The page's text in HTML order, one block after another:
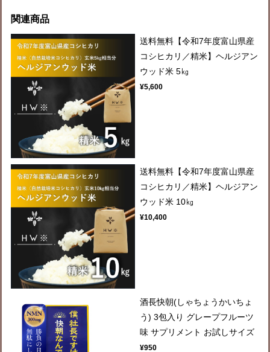
関連商品
送料無料【令和7年度富山県産
コシヒカリ／精米】ヘルジアン
ウッド米 5㎏
¥5,600
送料無料【令和7年度富山県産
コシヒカリ／精米】ヘルジアン
ウッド米 10㎏
¥10,400
酒長快朝(しゃちょうかいちょ
う) 3包入り グレープフルーツ
味 サプリメント お試しサイズ
¥950